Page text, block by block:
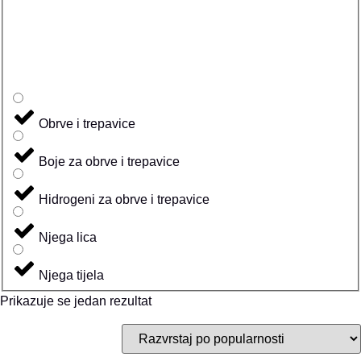
Obrve i trepavice
Boje za obrve i trepavice
Hidrogeni za obrve i trepavice
Njega lica
Njega tijela
Prikazuje se jedan rezultat